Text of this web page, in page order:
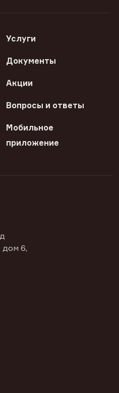
Услуги
Документы
Акции
Вопросы и ответы
Мобильное
приложение
дом 6,